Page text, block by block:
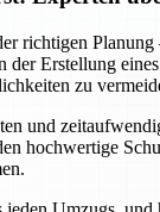
richtigen
der Erstellung
zu
und
hochwertige